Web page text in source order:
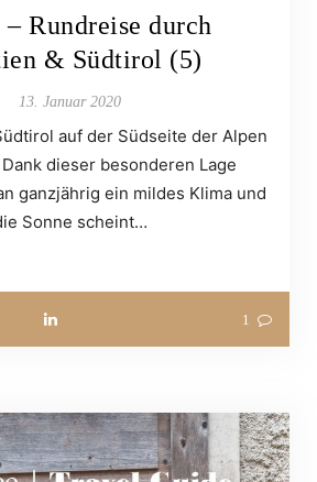
– Rundreise durch
& Südtirol (5)
13. Januar 2020
auf der Südseite der Alpen
dieser besonderen Lage
ganzjährig ein mildes Klima und
Sonne scheint…
1